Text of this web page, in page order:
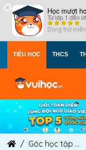
× Học mượt
Từ lớp 1 đến
Dùng thử
TIỂU HỌC THCS
Góc học tập